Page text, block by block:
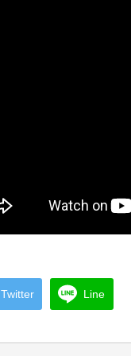
Twitter Line